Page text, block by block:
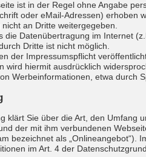
ist in der Regel ohne Angabe
oder eMail-Adressen) erhoben
an Dritte weitergegeben.
die Datenübertragung im Internet
Dritte ist nicht möglich.
der Impressumspflicht
wird hiermit ausdrücklich
Werbeinformationen, etwa durch
klärt Sie über die Art, den Umfang
der mit ihm verbundenen
bezeichnet als „Onlineangebot“).
im Art. 4 der